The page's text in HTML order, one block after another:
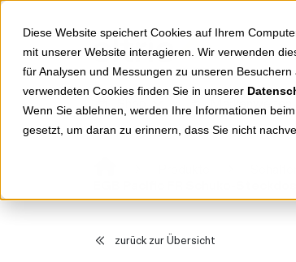
Diese Website speichert Cookies auf Ihrem
mit unserer Website interagieren. Wir verwenden
für Analysen und Messungen zu unseren
verwendeten Cookies finden Sie in unserer
Wenn Sie ablehnen, werden Ihre Informationen
gesetzt, um daran zu erinnern, dass Sie nicht
Springe zu Hauptinhalt
Markenwelten
zurück zur Übersicht